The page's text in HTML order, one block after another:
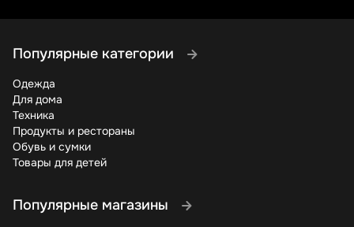
получают персональные промокоды и участвуют в
специальных акциях. Некоторые предложения доступны
только владельцам бонусных карт магазина – еще один
повод не проходить мимо регистрации на сайте.
Как сэкономить на учебниках и
профессиональной литературе
Специальные скидки для студентов и
Выгодные комплекты и подписки
Бонусные программы для образовательных
Популярные категории
Одежда
Для дома
Техника
Продукты и рестораны
Обувь и сумки
Товары для детей
Популярные магазины